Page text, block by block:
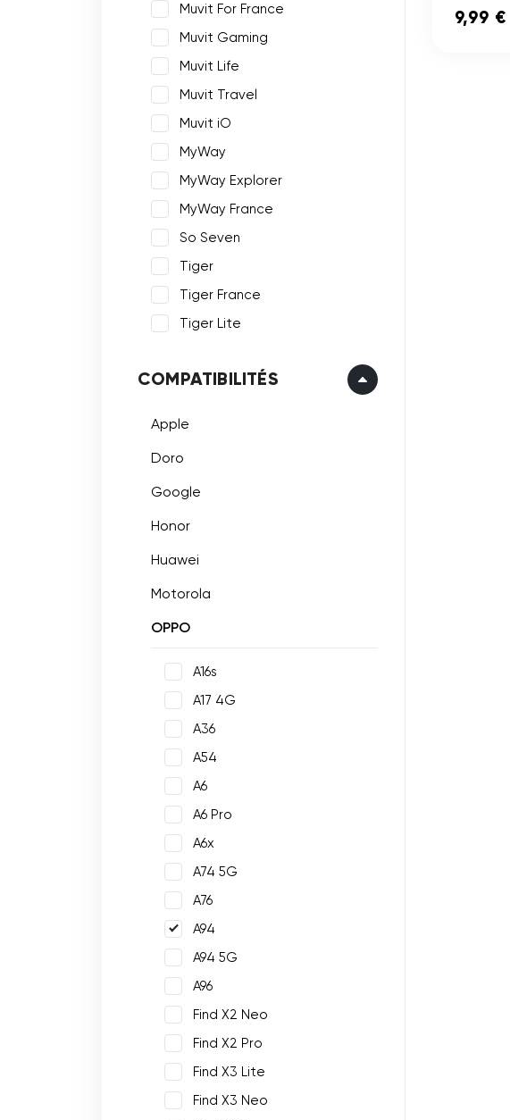
Muvit For France
Muvit Gaming
Muvit Life
Muvit Travel
Muvit iO
MyWay
MyWay Explorer
MyWay France
So Seven
Tiger
Tiger France
Tiger Lite
COMPATIBILITÉS
Apple
Doro
Google
Honor
Huawei
Motorola
OPPO
A16s
A17 4G
A36
A54
A6
A6 Pro
A6x
A74 5G
A76
A94
A94 5G
A96
Find X2 Neo
Find X2 Pro
Find X3 Lite
Find X3 Neo
9,99 €